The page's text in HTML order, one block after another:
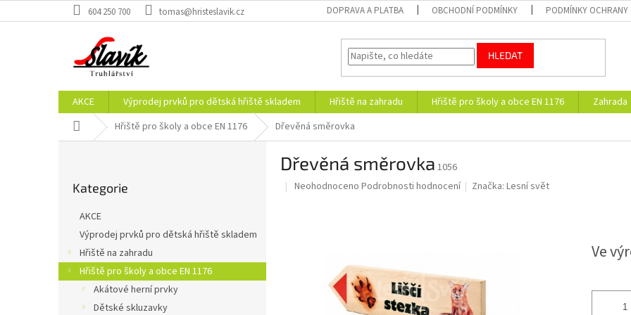
na
604 250 700 tomas@hristeslavik.cz DOPRAVA A PLATBA OBCHODNÍ PODMÍNKY PODMÍNKY OCHRANY
HLEDAT
AKCE Výprodej prvků pro dětská hřiště skladem Hřiště na zahradu Hřiště pro školy a obce EN 1176 Zahrada
Domů Hřiště pro školy a obce EN 1176 Dřevěná směrovka
kategorie
Kategorie
AKCE
Výprodej prvků pro dětská hřiště skladem
Hřiště na zahradu
Hřiště pro školy a obce EN 1176
Akátové herní prvky
Dětské skluzavky
Dřevěná směrovka 1056
Průměrné
hvězdiček.
Neohodnoceno Podrobnosti hodnocení Značka:Lesní svět
Ve